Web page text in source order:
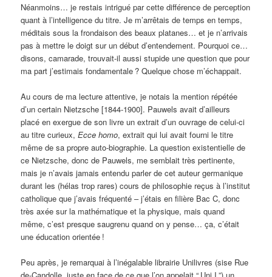
Néanmoins… je restais intrigué par cette différence de perception
quant à l’intelligence du titre. Je m’arrêtais de temps en temps,
méditais sous la frondaison des beaux platanes… et je n’arrivais
pas à mettre le doigt sur un début d’entendement. Pourquoi ce…
disons, camarade, trouvait-il aussi stupide une question que pour
ma part j’estimais fondamentale ? Quelque chose m’échappait.
Au cours de ma lecture attentive, je notais la mention répétée
d’un certain Nietzsche [1844-1900]. Pauwels avait d’ailleurs
placé en exergue de son livre un extrait d’un ouvrage de celui-ci
au titre curieux,Ecce homo, extrait qui lui avait fourni le titre
même de sa propre auto-biographie. La question existentielle de
ce Nietzsche, donc de Pauwels, me semblait très pertinente,
mais je n’avais jamais entendu parler de cet auteur germanique
durant les (hélas trop rares) cours de philosophie reçus à l’institut
catholique que j’avais fréquenté – j’étais en filière Bac C, donc
très axée sur la mathématique et la physique, mais quand
même, c’est presque saugrenu quand on y pense… ça, c’était
une éducation orientée !
Peu après, je remarquai à l’inégalable librairie Unilivres (sise Rue